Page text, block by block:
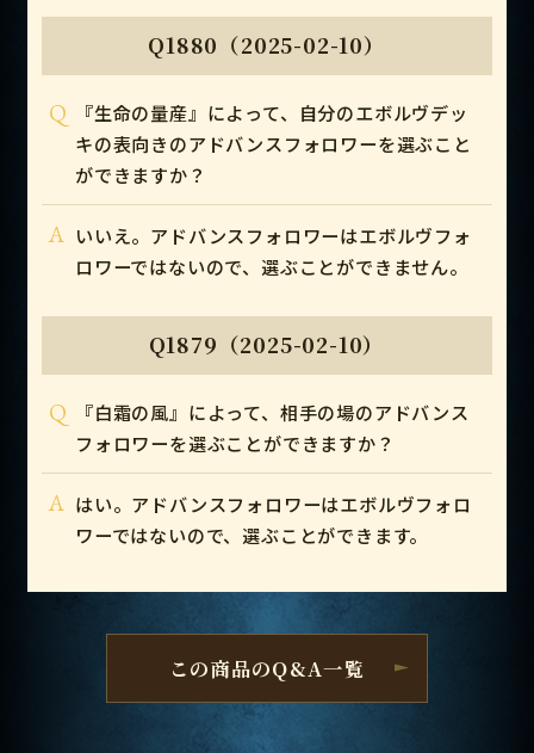
Q1880（2025-02-10）
Q
『生命の量産』によって、自分のエボルヴデッ
キの表向きのアドバンスフォロワーを選ぶこと
ができますか？
A いいえ。アドバンスフォロワーはエボルヴフォ
ロワーではないので、選ぶことができません。
Q1879（2025-02-10）
Q
『白霜の風』によって、相手の場のアドバンス
フォロワーを選ぶことができますか？
A はい。アドバンスフォロワーはエボルヴフォロ
ワーではないので、選ぶことができます。
この商品のQ&A一覧